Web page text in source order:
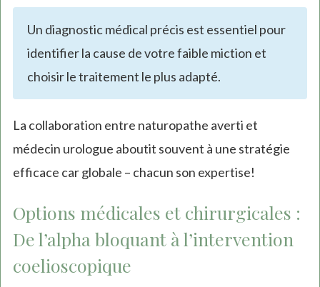
Un diagnostic médical précis est essentiel pour
identifier la cause de votre faible miction et
choisir le traitement le plus adapté.
La collaboration entre naturopathe averti et
médecin urologue aboutit souvent à une stratégie
efficace car globale – chacun son expertise!
Options médicales et chirurgicales :
De l’alpha bloquant à l’intervention
coelioscopique